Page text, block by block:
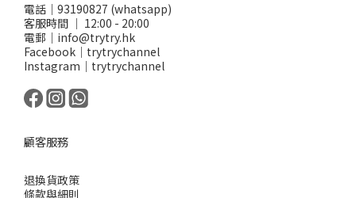
電話｜93190827 (whatsapp)
客服時間 ｜ 12:00 - 20:00
電郵｜info@trytry.hk
Facebook｜trytrychannel
Instagram｜trytrychannel
顧客服務
退換貨政策
條款與細則